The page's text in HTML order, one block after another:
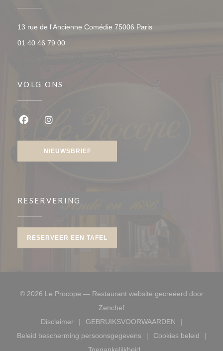
13 rue de l'Ancienne Comédie 75006 Paris((opent in een nieuw
01 40 46 79 00
VOLG ONS
NIEUWSBRIEF
RESERVERING
RESERVEER EEN TAFEL
© 2026 Le Procope — Restaurant website gecreëerd door
Zenchef((opent in een nieuw venster))
Disclaimer
((opent in een nieuw venster))
GEBRUIKSVOORWAARDEN
((opent in een nieuw
Beleid bescherming persoonsgegevens
((opent in een nieuw venster))
Cookies beleid
((opent in
Toegankelijkheid